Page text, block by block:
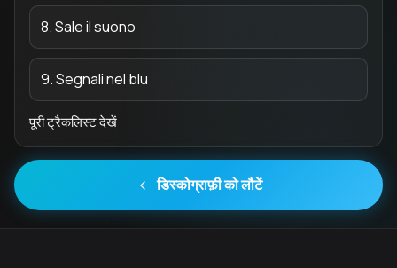
8. Sale il suono
9. Segnali nel blu
पूरी ट्रैकलिस्ट देखें
डिस्कोग्राफ़ी को लौटें